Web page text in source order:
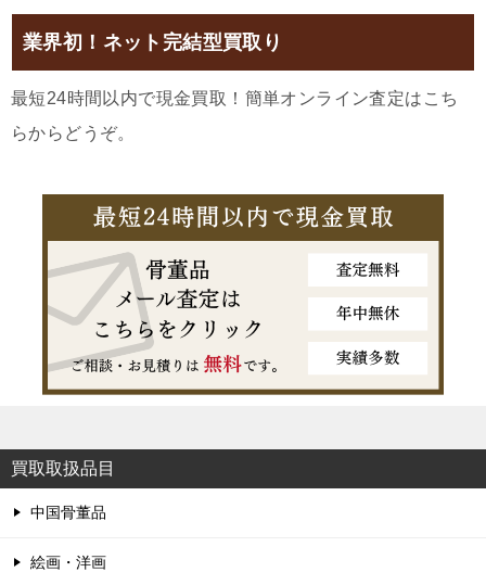
業界初！ネット完結型買取り
最短24時間以内で現金買取！簡単オンライン査定はこち
らからどうぞ。
買取取扱品目
中国骨董品
絵画・洋画